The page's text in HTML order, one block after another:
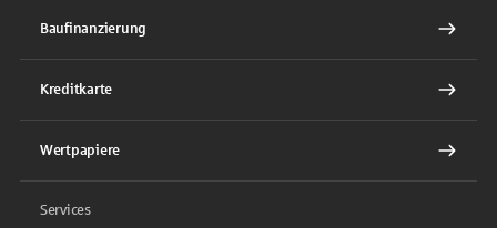
Baufinanzierung
Kreditkarte
Wertpapiere
Services